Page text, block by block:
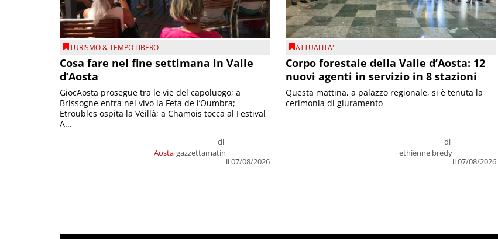
TURISMO & TEMPO LIBERO
Cosa fare nel fine settimana in Valle
d’Aosta
Aosta
di
gazzettamatin
il 07/08/2026
GiocAosta prosegue tra le vie del capoluogo; a
Brissogne entra nel vivo la Feta de l’Oumbra;
Etroubles ospita la Veillà; a Chamois tocca al Festival
A...
ATTUALITA'
Corpo forestale della Valle d’Aosta: 12
nuovi agenti in servizio in 8 stazioni
di
ethienne bredy
il 07/08/2026
Questa mattina, a palazzo regionale, si è tenuta la
cerimonia di giuramento